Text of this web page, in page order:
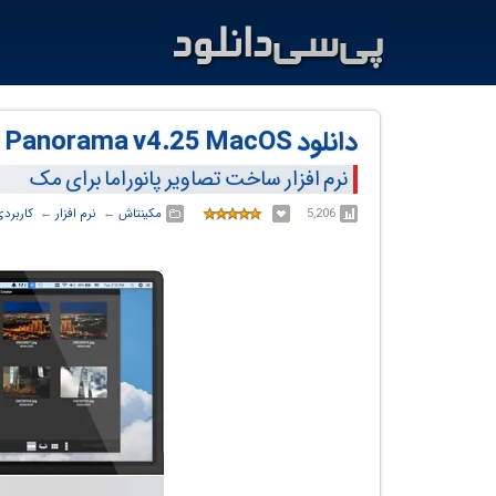
دانلود WidsMob Panorama v4.25 MacOS
نرم افزار ساخت تصاویر پانوراما برای مک
5,206 مکینتاش ← ‏ نرم افزار ← ‏